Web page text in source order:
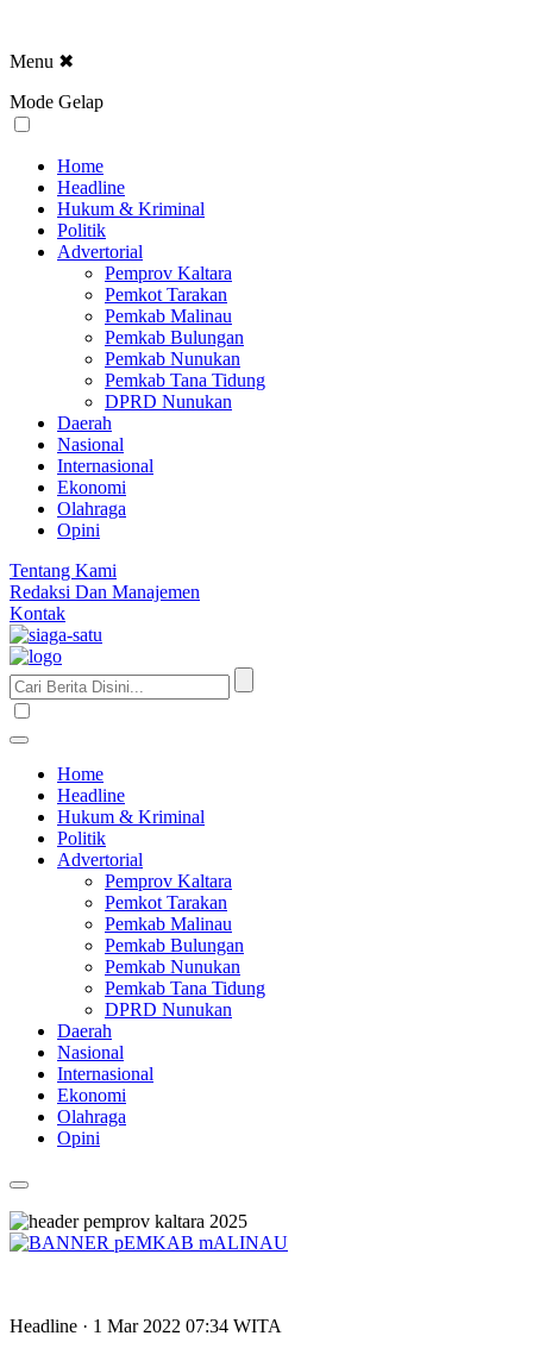
Menu ✖
Mode Gelap
Home
Headline
Hukum & Kriminal
Politik
Advertorial
Pemprov Kaltara
Pemkot Tarakan
Pemkab Malinau
Pemkab Bulungan
Pemkab Nunukan
Pemkab Tana Tidung
DPRD Nunukan
Daerah
Nasional
Internasional
Ekonomi
Olahraga
Opini
Tentang Kami
Redaksi Dan Manajemen
Kontak
Home
Headline
Hukum & Kriminal
Politik
Advertorial
Pemprov Kaltara
Pemkot Tarakan
Pemkab Malinau
Pemkab Bulungan
Pemkab Nunukan
Pemkab Tana Tidung
DPRD Nunukan
Daerah
Nasional
Internasional
Ekonomi
Olahraga
Opini
Headline · 1 Mar 2022 07:34 WITA